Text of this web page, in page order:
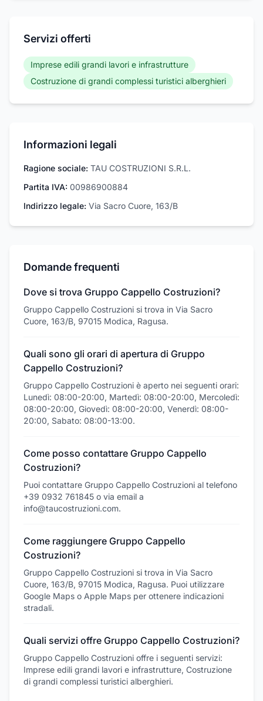
Servizi offerti
Imprese edili grandi lavori e infrastrutture
Costruzione di grandi complessi turistici alberghieri
Informazioni legali
Ragione sociale: TAU COSTRUZIONI S.R.L.
Partita IVA: 00986900884
Indirizzo legale: Via Sacro Cuore, 163/B
Domande frequenti
Dove si trova Gruppo Cappello Costruzioni?
Gruppo Cappello Costruzioni si trova in Via Sacro
Cuore, 163/B, 97015 Modica, Ragusa.
Quali sono gli orari di apertura di Gruppo
Cappello Costruzioni?
Gruppo Cappello Costruzioni è aperto nei seguenti orari:
Lunedì: 08:00-20:00, Martedì: 08:00-20:00, Mercoledì:
08:00-20:00, Giovedì: 08:00-20:00, Venerdì: 08:00-
20:00, Sabato: 08:00-13:00.
Come posso contattare Gruppo Cappello
Costruzioni?
Puoi contattare Gruppo Cappello Costruzioni al telefono
+39 0932 761845 o via email a
info@taucostruzioni.com.
Come raggiungere Gruppo Cappello
Costruzioni?
Gruppo Cappello Costruzioni si trova in Via Sacro
Cuore, 163/B, 97015 Modica, Ragusa. Puoi utilizzare
Google Maps o Apple Maps per ottenere indicazioni
stradali.
Quali servizi offre Gruppo Cappello Costruzioni?
Gruppo Cappello Costruzioni offre i seguenti servizi:
Imprese edili grandi lavori e infrastrutture, Costruzione
di grandi complessi turistici alberghieri.